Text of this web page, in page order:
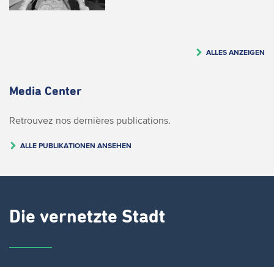
ALLES ANZEIGEN
Media Center
Retrouvez nos dernières publications.
ALLE PUBLIKATIONEN ANSEHEN
Die vernetzte Stadt